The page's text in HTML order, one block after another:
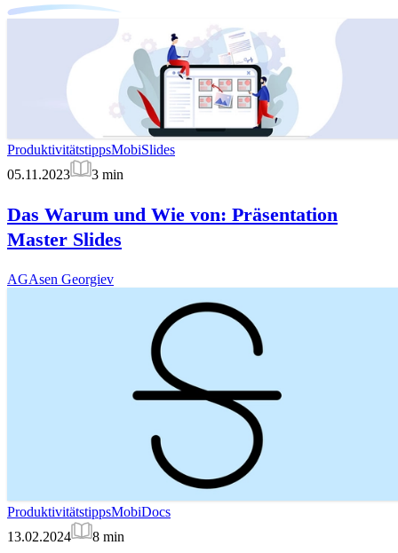
ProduktivitätstippsMobiSlides
05.11.2023
3 min
Das Warum und Wie von: Präsentation
Master Slides
AGAsen Georgiev
ProduktivitätstippsMobiDocs
13.02.2024
8 min